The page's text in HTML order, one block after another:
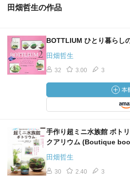
田畑哲生の作品
BOTTLIUM ひとり暮らし
田畑哲生
32 3.00 3
手作り超ミニ水族館 ボト
クアリウム (Boutique
田畑哲生
30 2.40 3